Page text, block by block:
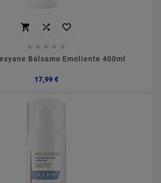
  
    
Bálsamo Emoliente 400ml
17,99 €Preço